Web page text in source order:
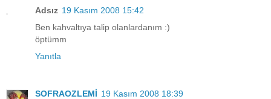
Adsız 19 Kasım 2008 15:42
Ben kahvaltıya talip olanlardanım :)
öptümm
Yanıtla
SOFRAOZLEMİ 19 Kasım 2008 18:39